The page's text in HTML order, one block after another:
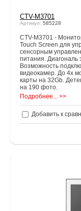
CTV-M3701
Артикул: 585228
CTV-M3701 -
Touch Screen для
сенсорным
питания.
Возможность
видеокамер. До 4х
карты на 32Gb.
на 190 фото.
Подробнее... >>
Добавить к